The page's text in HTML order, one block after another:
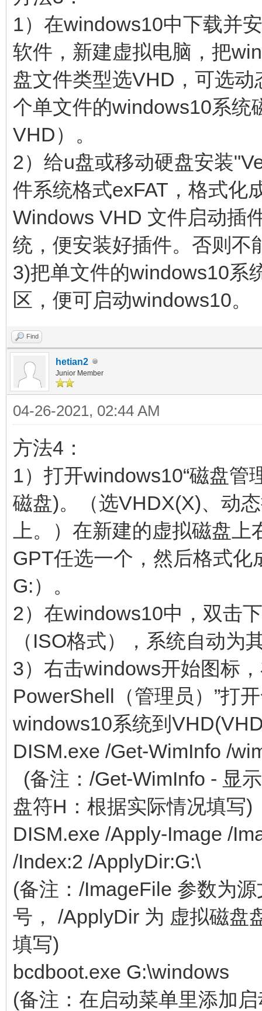
1）在windows10中下载并
软件，新建虚拟电脑，把
盘文件类型选VHD，可选
个单文件的windows10系统
VHD）。
2）给u盘或移动硬盘安装
件系统格式exFAT，格式化
Windows VHD 文件启动插
统，便安装好插件。否则不
3)把单文件的windows10系
区，便可启动windows10。
Find
hetian2
Junior Member
04-26-2021, 02:44 AM
方法4：
1）打开windows10“磁盘管
磁盘)。（选VHDX(X)、动
上。）在新建的虚拟磁盘
GPT任选一个，然后格式
G:）。
2）在windows10中，双击
（ISO格式），系统自动为
3）右击windows开始图标
PowerShell（管理员）”打
windows10系统到
DISM.exe /Get-WimInfo /
(备注：/Get-WimInfo - 显
盘符H：根据实际情况填写)
DISM.exe /Apply-Image /
/Index:2 /ApplyDir:G:\
(备注：/ImageFile 参数为
号， /ApplyDir 为 虚拟磁盘
填写)
bcdboot.exe G:\windows
(备注：在启动菜单里添加